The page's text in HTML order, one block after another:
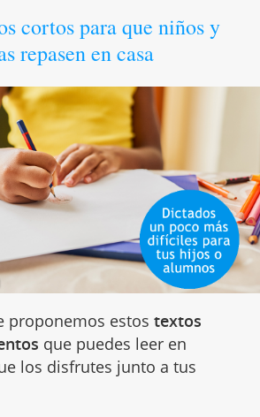
cortos para que niños y
repasen en casa
proponemos estos textos
que puedes leer en
los disfrutes junto a tus